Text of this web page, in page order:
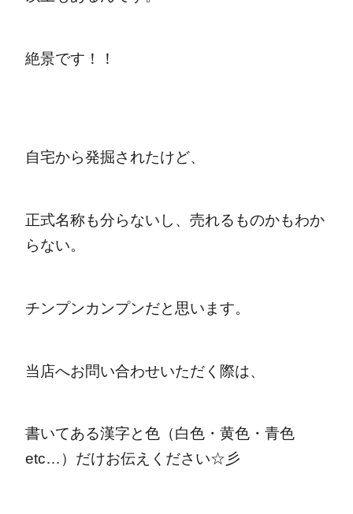
絶景です！！
自宅から発掘されたけど、
正式名称も分らないし、売れるものかもわか
らない。
チンプンカンプンだと思います。
当店へお問い合わせいただく際は、
書いてある漢字と色（白色・黄色・青色
etc…）だけお伝えください☆彡